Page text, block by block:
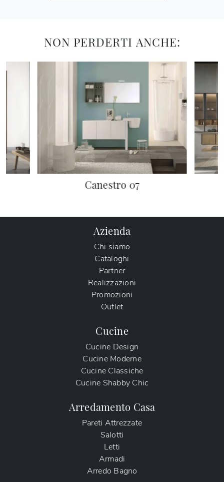
NON PERDERTI ANCHE:
Canestro 07
Azienda
Chi siamo
Cataloghi
Partner
Realizzazioni
Promozioni
Outlet
Cucine
Cucine Design
Cucine Moderne
Cucine Classiche
Cucine Shabby Chic
Arredamento Casa
Pareti Attrezzate
Salotti
Letti
Armadi
Arredo Bagno